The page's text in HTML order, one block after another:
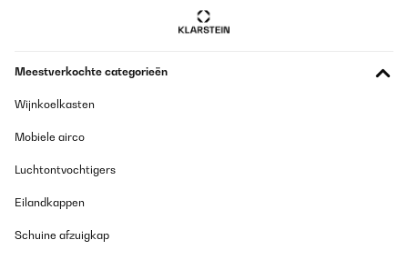
Meestverkochte categorieën
Wijnkoelkasten
Mobiele airco
Luchtontvochtigers
Eilandkappen
Schuine afzuigkap